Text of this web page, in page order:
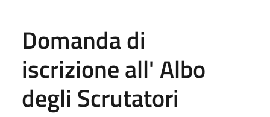
Domanda di
iscrizione all' Albo
degli Scrutatori